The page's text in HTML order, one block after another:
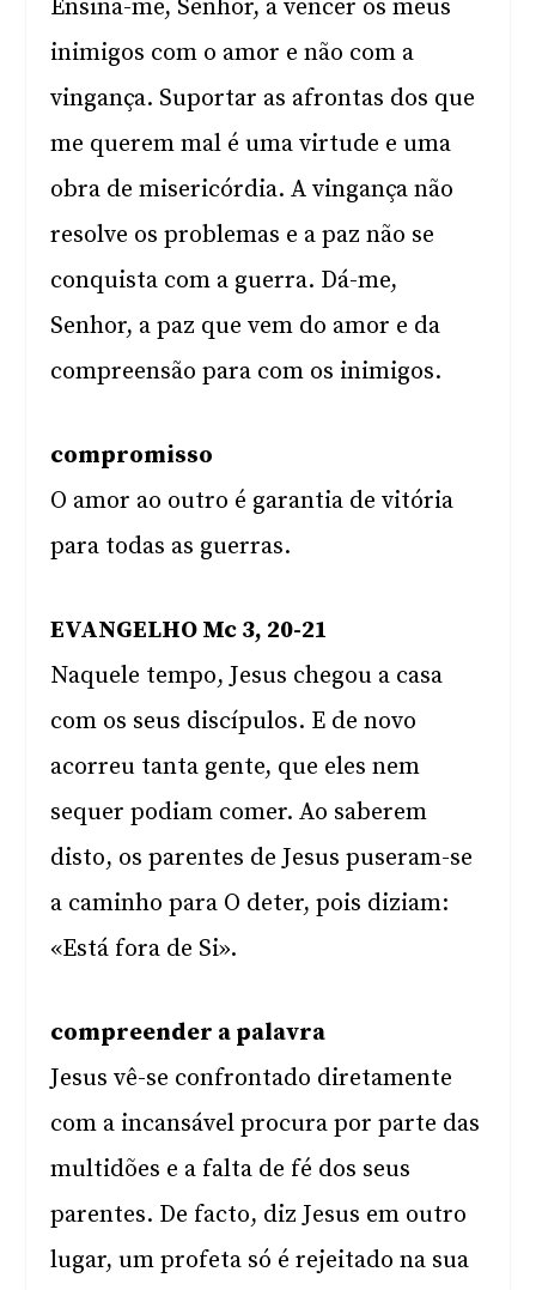
Ensina-me, Senhor, a vencer os meus
inimigos com o amor e não com a
vingança. Suportar as afrontas dos que
me querem mal é uma virtude e uma
obra de misericórdia. A vingança não
resolve os problemas e a paz não se
conquista com a guerra. Dá-me,
Senhor, a paz que vem do amor e da
compreensão para com os inimigos.
compromisso
O amor ao outro é garantia de vitória
para todas as guerras.
EVANGELHO Mc 3, 20-21
Naquele tempo, Jesus chegou a casa
com os seus discípulos. E de novo
acorreu tanta gente, que eles nem
sequer podiam comer. Ao saberem
disto, os parentes de Jesus puseram-se
a caminho para O deter, pois diziam:
«Está fora de Si».
compreender a palavra
Jesus vê-se confrontado diretamente
com a incansável procura por parte das
multidões e a falta de fé dos seus
parentes. De facto, diz Jesus em outro
lugar, um profeta só é rejeitado na sua